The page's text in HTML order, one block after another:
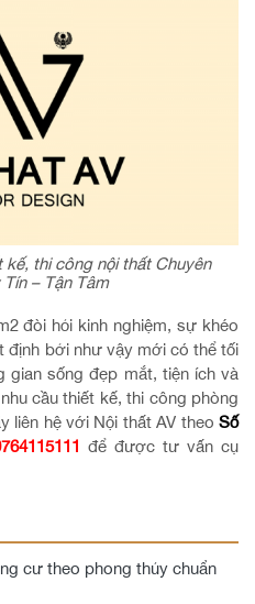
thi công nội thất Chuyên
– Tận Tâm
đòi hỏi kinh nghiệm, sự khéo
định bởi như vậy mới có thể tối
gian sống đẹp mắt, tiện ích và
cầu thiết kế, thi công phòng
liên hệ với Nội thất AV theo Số
để được tư vấn cụ
cư theo phong thủy chuẩn